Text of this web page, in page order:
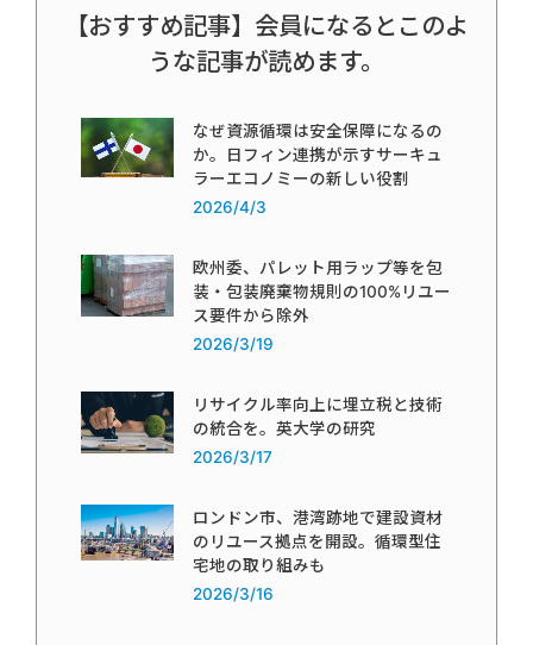
【おすすめ記事】会員になるとこのよ
うな記事が読めます。
なぜ資源循環は安全保障になるの
か。日フィン連携が示すサーキュ
ラーエコノミーの新しい役割
2026/4/3
欧州委、パレット用ラップ等を包
装・包装廃棄物規則の100%リユー
ス要件から除外
2026/3/19
リサイクル率向上に埋立税と技術
の統合を。英大学の研究
2026/3/17
ロンドン市、港湾跡地で建設資材
のリユース拠点を開設。循環型住
宅地の取り組みも
2026/3/16